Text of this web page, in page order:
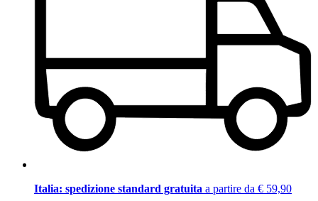
Italia: spedizione standard gratuita a partire da € 59,90